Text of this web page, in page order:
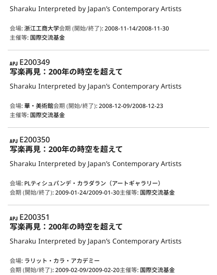
Sharaku Interpreted by Japan’s Contemporary Artists
会場:浙江工商大学会期 (開始/終了):2008-11-14/2008-11-30
主催等: 国際交流基金
APJ
E200349
写楽再見：200年の時空を超えて
Sharaku Interpreted by Japan’s Contemporary Artists
会場:華・美術館会期 (開始/終了):2008-12-09/2008-12-23
主催等: 国際交流基金
APJ
E200350
写楽再見：200年の時空を超えて
Sharaku Interpreted by Japan’s Contemporary Artists
会場: PLティシュパンデ・カラダラン（アートギャラリー）
会期 (開始/終了):2009-01-24/2009-01-30主催等: 国際交流基金
APJ
E200351
写楽再見：200年の時空を超えて
Sharaku Interpreted by Japan’s Contemporary Artists
会場: ラリット・カラ・アカデミー
会期 (開始/終了):2009-02-09/2009-02-20主催等: 国際交流基金